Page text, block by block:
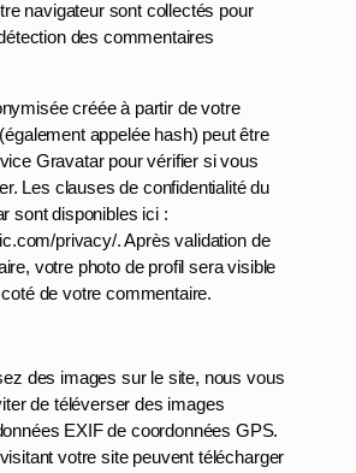
navigateur sont collectés pour
des commentaires
créée à partir de votre
appelée hash) peut être
Gravatar pour vérifier si vous
Les clauses de confidentialité du
sont disponibles ici :
privacy/. Après validation de
votre photo de profil sera visible
de votre commentaire.
des images sur le site, nous vous
de téléverser des images
EXIF de coordonnées GPS.
votre site peuvent télécharger